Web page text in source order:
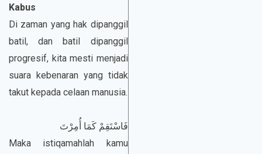
Kabus
Di zaman yang hak dipanggil
batil, dan batil dipanggil
progresif, kita mesti menjadi
suara kebenaran yang tidak
takut kepada celaan manusia.
فَاسْتَقِمْ كَمَا أُمِرْتَ
Maka istiqamahlah kamu